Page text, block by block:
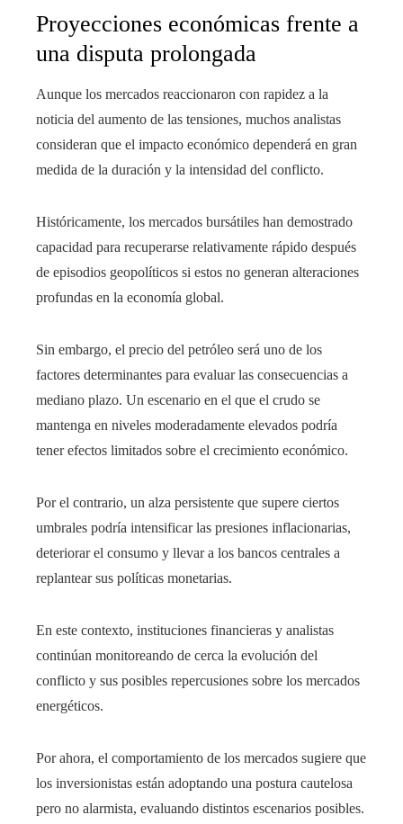
Proyecciones económicas frente a
una disputa prolongada
Aunque los mercados reaccionaron con rapidez a la
noticia del aumento de las tensiones, muchos analistas
consideran que el impacto económico dependerá en gran
medida de la duración y la intensidad del conflicto.
Históricamente, los mercados bursátiles han demostrado
capacidad para recuperarse relativamente rápido después
de episodios geopolíticos si estos no generan alteraciones
profundas en la economía global.
Sin embargo, el precio del petróleo será uno de los
factores determinantes para evaluar las consecuencias a
mediano plazo. Un escenario en el que el crudo se
mantenga en niveles moderadamente elevados podría
tener efectos limitados sobre el crecimiento económico.
Por el contrario, un alza persistente que supere ciertos
umbrales podría intensificar las presiones inflacionarias,
deteriorar el consumo y llevar a los bancos centrales a
replantear sus políticas monetarias.
En este contexto, instituciones financieras y analistas
continúan monitoreando de cerca la evolución del
conflicto y sus posibles repercusiones sobre los mercados
energéticos.
Por ahora, el comportamiento de los mercados sugiere que
los inversionistas están adoptando una postura cautelosa
pero no alarmista, evaluando distintos escenarios posibles.